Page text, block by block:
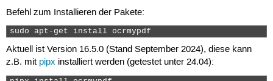
Befehl zum Installieren der Pakete:
sudo apt-get install ocrmypdf
Aktuell ist Version 16.5.0 (Stand September 2024), diese kann
z.B. mit pipx installiert werden (getestet unter 24.04):